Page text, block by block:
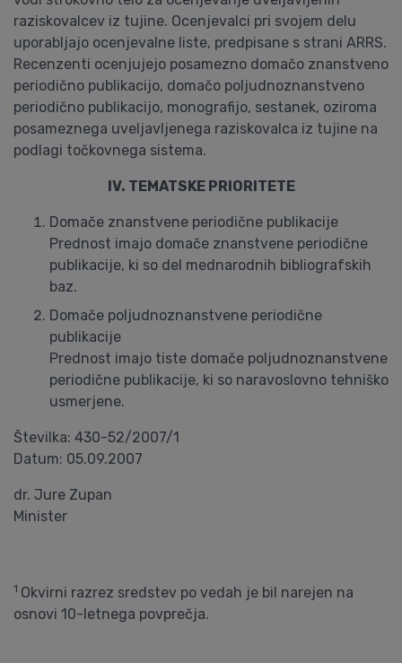
raziskovalcev iz tujine. Ocenjevalci pri svojem delu
uporabljajo ocenjevalne liste, predpisane s strani ARRS.
Recenzenti ocenjujejo posamezno domačo znanstveno
periodično publikacijo, domačo poljudnoznanstveno
periodično publikacijo, monografijo, sestanek, oziroma
posameznega uveljavljenega raziskovalca iz tujine na
podlagi točkovnega sistema.
IV. TEMATSKE PRIORITETE
Domače znanstvene periodične publikacije
Prednost imajo domače znanstvene periodične
publikacije, ki so del mednarodnih bibliografskih
baz.
Domače poljudnoznanstvene periodične
publikacije
Prednost imajo tiste domače poljudnoznanstvene
periodične publikacije, ki so naravoslovno tehniško
usmerjene.
Številka: 430-52/2007/1
Datum: 05.09.2007
dr. Jure Zupan
Minister
1 Okvirni razrez sredstev po vedah je bil narejen na
osnovi 10-letnega povprečja.